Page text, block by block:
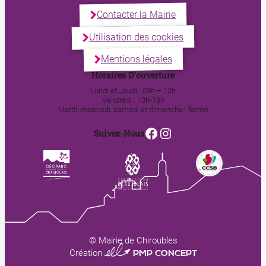
Contacter la Mairie
Utilisation des cookies
Mentions légales
Horaires D’ouverture
Lundi et Jeudi : 08h – 12h
Vendredi : 13h-18h
Mardi, mercredi, samedi et dimanche : fermé
Suivez-NousFacebook
Instagram
© Mairie de Chiroubles
Création 0123 PMP CONCEPT